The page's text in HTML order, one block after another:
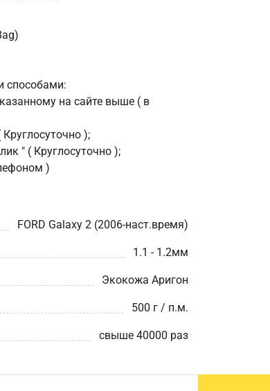
способами:
на сайте выше ( в
);
" ( Круглосуточно );
)
FORD Galaxy 2 (2006-наст.время)
1.1 - 1.2мм
Экокожа Аригон
500 г / п.м.
свыше 40000 раз